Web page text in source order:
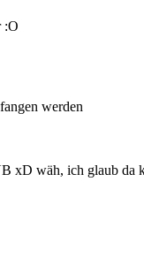
:O
werden
xD wäh, ich glaub da